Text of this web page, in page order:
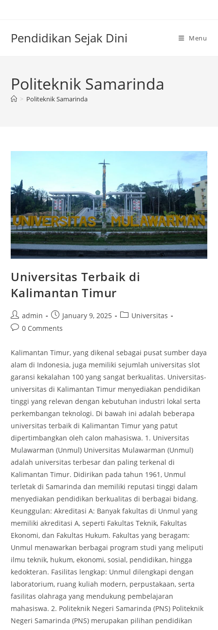
Pendidikan Sejak Dini Menu
Politeknik Samarinda
> Politeknik Samarinda
Universitas Terbaik di
Kalimantan Timur
Post
author:
admin
Post
published:
January 9, 2025
PostUniversitas
Post0 Comments
Kalimantan Timur, yang dikenal sebagai pusat sumber daya
alam di Indonesia, juga memiliki sejumlah universitas slot
garansi kekalahan 100 yang sangat berkualitas. Universitas-
universitas di Kalimantan Timur menyediakan pendidikan
tinggi yang relevan dengan kebutuhan industri lokal serta
perkembangan teknologi. Di bawah ini adalah beberapa
universitas terbaik di Kalimantan Timur yang patut
dipertimbangkan oleh calon mahasiswa. 1. Universitas
Mulawarman (Unmul) Universitas Mulawarman (Unmul)
adalah universitas terbesar dan paling terkenal di
Kalimantan Timur. Didirikan pada tahun 1961, Unmul
terletak di Samarinda dan memiliki reputasi tinggi dalam
menyediakan pendidikan berkualitas di berbagai bidang.
Keunggulan: Akreditasi A: Banyak fakultas di Unmul yang
memiliki akreditasi A, seperti Fakultas Teknik, Fakultas
Ekonomi, dan Fakultas Hukum. Fakultas yang beragam:
Unmul menawarkan berbagai program studi yang meliputi
ilmu teknik, hukum, ekonomi, sosial, pendidikan, hingga
kedokteran. Fasilitas lengkap: Unmul dilengkapi dengan
laboratorium, ruang kuliah modern, perpustakaan, serta
fasilitas olahraga yang mendukung pembelajaran
mahasiswa. 2. Politeknik Negeri Samarinda (PNS) Politeknik
Negeri Samarinda (PNS) merupakan pilihan pendidikan